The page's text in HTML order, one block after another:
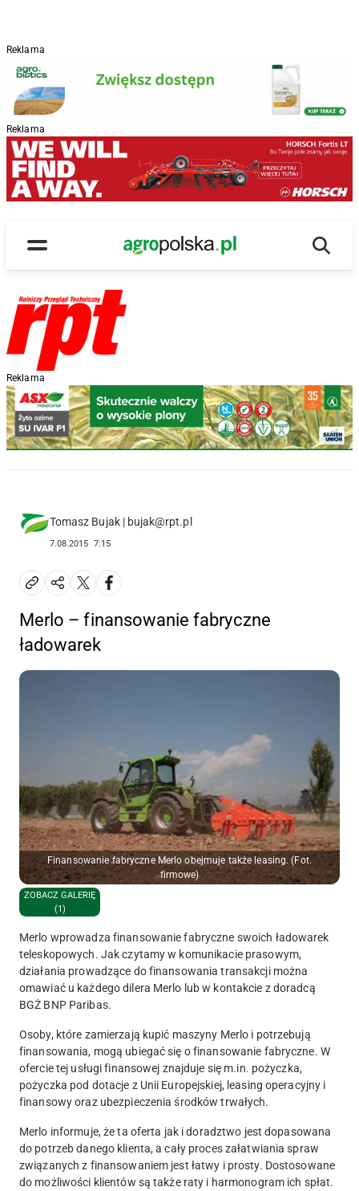
Reklama
Reklama
Menu
Main Logo
Reklama
Tomasz Bujak | bujak@rpt.pl
7.08.2015 7:15
Merlo – finansowanie fabryczne
ładowarek
Finansowanie fabryczne Merlo obejmuje także leasing. (Fot.
firmowe)
ZOBACZ GALERIĘ
(1)
Merlo wprowadza finansowanie fabryczne swoich ładowarek
teleskopowych. Jak czytamy w komunikacie prasowym,
działania prowadzące do finansowania transakcji można
omawiać u każdego dilera Merlo lub w kontakcie z doradcą
BGŻ BNP Paribas.
Osoby, które zamierzają kupić maszyny Merlo i potrzebują
finansowania, mogą ubiegać się o finansowanie fabryczne. W
ofercie tej usługi finansowej znajduje się m.in. pożyczka,
pożyczka pod dotacje z Unii Europejskiej, leasing operacyjny i
finansowy oraz ubezpieczenia środków trwałych.
Merlo informuje, że ta oferta jak i doradztwo jest dopasowana
do potrzeb danego klienta, a cały proces załatwiania spraw
związanych z finansowaniem jest łatwy i prosty. Dostosowane
do możliwości klientów są także raty i harmonogram ich spłat.